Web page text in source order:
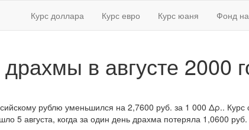
Курс доллара Курс евро Курс юаня Фонд
драхмы в августе 2000
рублю уменьшился на 2,7600 руб. за 1 000 Δρ.. Курс
5 августа, когда за один день драхма потеряла 1,0600 руб.